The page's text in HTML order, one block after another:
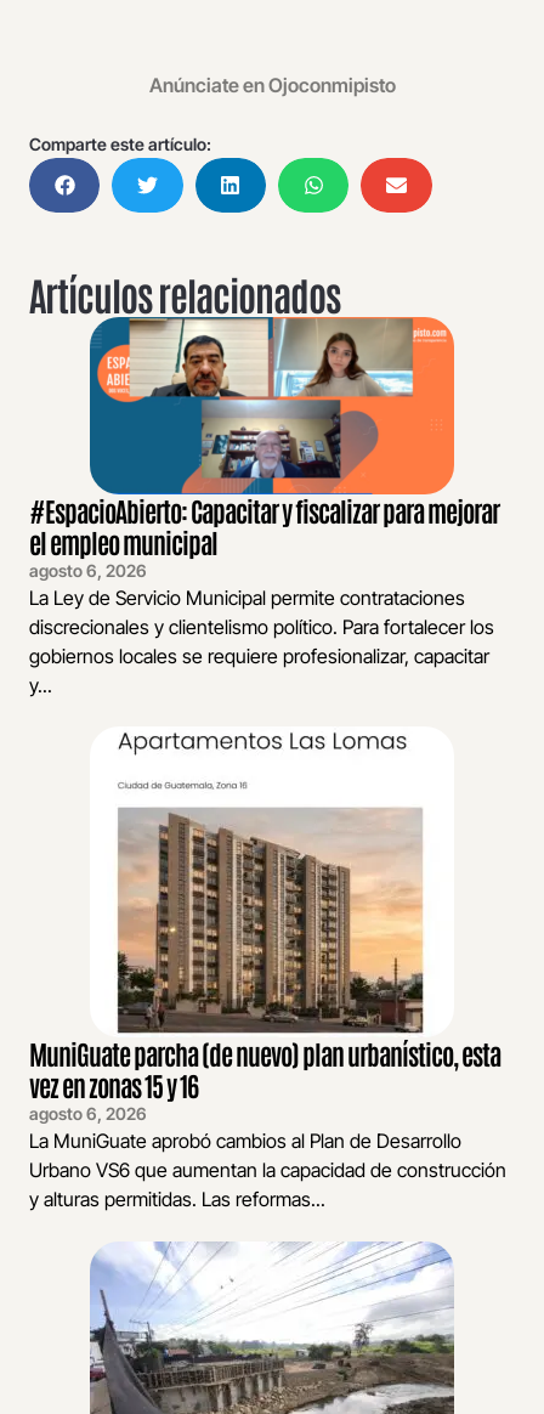
Anúnciate en Ojoconmipisto
Comparte este artículo:
Artículos relacionados
#EspacioAbierto: Capacitar y fiscalizar para mejorar
el empleo municipal
agosto 6, 2026
La Ley de Servicio Municipal permite contrataciones
discrecionales y clientelismo político. Para fortalecer los
gobiernos locales se requiere profesionalizar, capacitar
y...
MuniGuate parcha (de nuevo) plan urbanístico, esta
vez en zonas 15 y 16
agosto 6, 2026
La MuniGuate aprobó cambios al Plan de Desarrollo
Urbano VS6 que aumentan la capacidad de construcción
y alturas permitidas. Las reformas...